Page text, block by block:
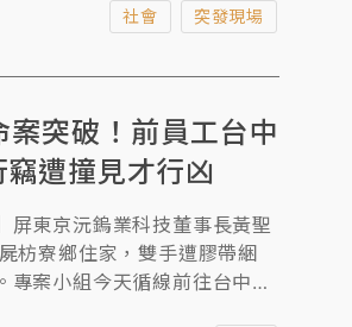
予毒品唾液快篩，沒想到徐
險罪嫌移送台北地檢署偵辦。
社會 突發現場
突破！前員工台中
遭撞見才行凶
屏東京沅鎢業科技董事長黃聖
枋寮鄉住家，雙手遭膠帶綑
專案小組今天循線前往台中市